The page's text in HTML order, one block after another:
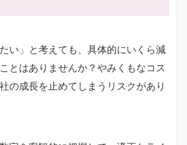
い」と考えても、具体的にいくら減
とはありませんか？やみくもなコス
の成長を止めてしまうリスクがあり